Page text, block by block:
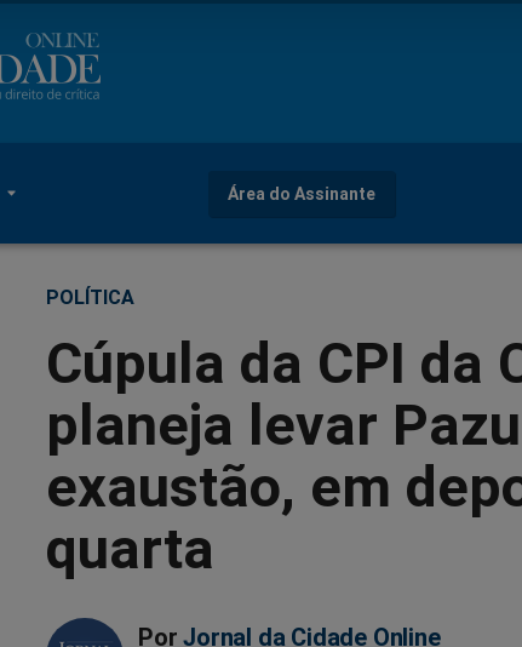
Área do Assinante
POLÍTICA
Cúpula da CPI da
planeja levar
exaustão, em
quarta
Por Jornal da Cidade Online